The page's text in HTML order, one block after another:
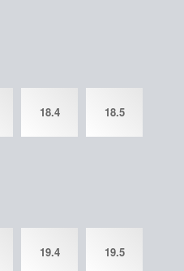
18.4 18.5
19.4 19.5